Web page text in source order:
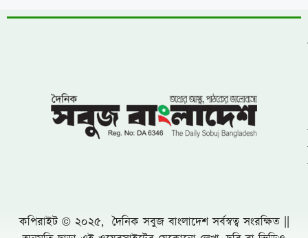
কপিরাইট © ২০২৫, দৈনিক সবুজ বাংলাদেশ সর্বস্বত্ব সংরক্ষিত ||